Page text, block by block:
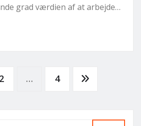
grad værdien af at arbejde…
2 … 4